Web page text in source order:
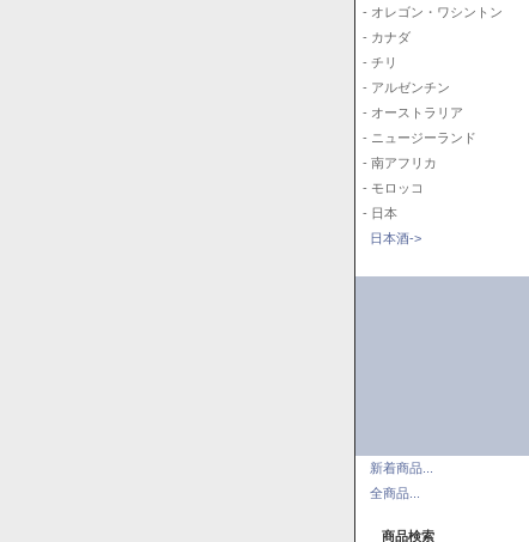
- オレゴン・ワシントン
- カナダ
- チリ
- アルゼンチン
- オーストラリア
- ニュージーランド
- 南アフリカ
- モロッコ
- 日本
日本酒->
新着商品...
全商品...
商品検索